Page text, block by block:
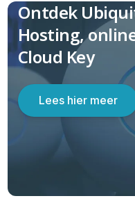
Ontdek
Hosting,
Cloud Key
Lees hier meer